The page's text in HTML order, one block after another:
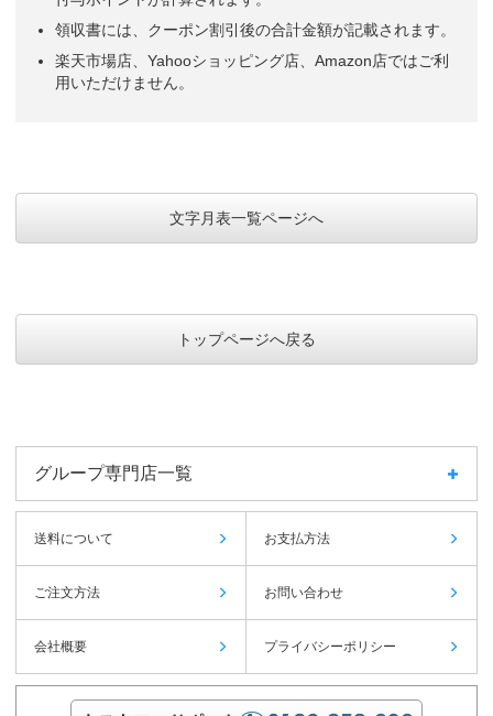
領収書には、クーポン割引後の合計金額が記載されます。
楽天市場店、Yahooショッピング店、Amazon店ではご利
用いただけません。
文字月表一覧ページへ
トップページへ戻る
グループ専門店一覧
送料について お支払方法
ご注文方法 お問い合わせ
会社概要 プライバシーポリシー